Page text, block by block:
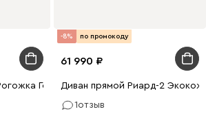
Голубой
-8% по промокоду
61 990
Диван прямой Риард-2
1отзыв